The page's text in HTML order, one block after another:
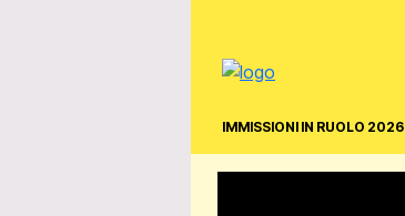
IMMISSIONI IN RUOLO 2026